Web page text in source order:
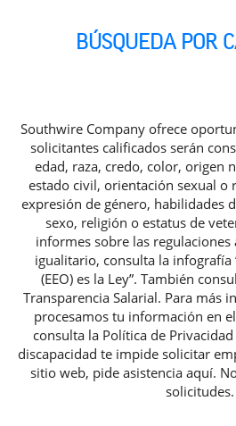
BÚSQUEDA POR
Southwire Company ofrece
solicitantes calificados serán
edad, raza, credo, color, origen
estado civil, orientación sexual o
expresión de género, habilidades
sexo, religión o estatus de
informes sobre las
igualitario, consulta la infografía
(EEO) es la Ley”. También
Transparencia Salarial. Para más
procesamos tu información en
consulta la Política de
discapacidad te impide solicitar
sitio web, pide asistencia aquí.
solicitudes.